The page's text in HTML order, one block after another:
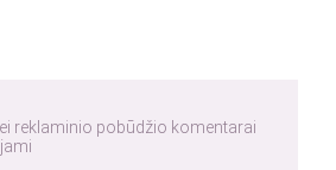
reklaminio pobūdžio komentarai